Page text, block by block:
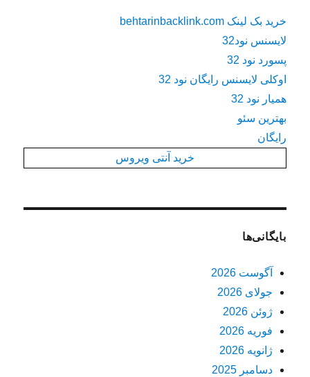
خرید بک لینک behtarinbacklink.com
لایسنس نود32
پسورد نود 32
اوکلی لایسنس رایگان نود 32
همیار نود 32
بهترین سئو
رایگان
خرید آنتی ویروس
بایگانی‌ها
آگوست 2026
جولای 2026
ژوئن 2026
فوریه 2026
ژانویه 2026
دسامبر 2025